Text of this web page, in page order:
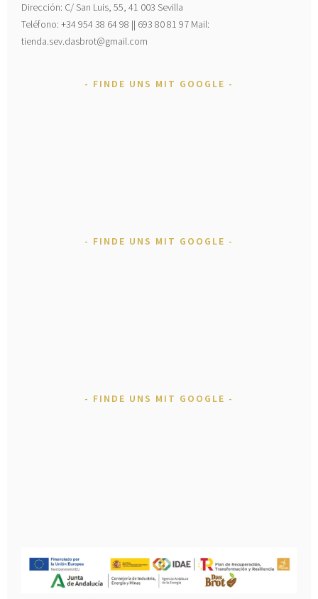
Dirección: C/ San Luis, 55, 41 003 Sevilla
Teléfono: +34 954 38 64 98 || 693 80 81 97 Mail:
tienda.sev.dasbrot@gmail.com
FINDE UNS MIT GOOGLE
FINDE UNS MIT GOOGLE
FINDE UNS MIT GOOGLE